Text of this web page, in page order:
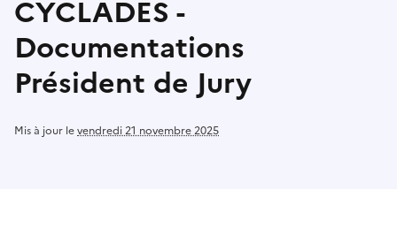
CYCLADES -
Documentations
Président de Jury
Mis à jour levendredi 21 novembre 2025